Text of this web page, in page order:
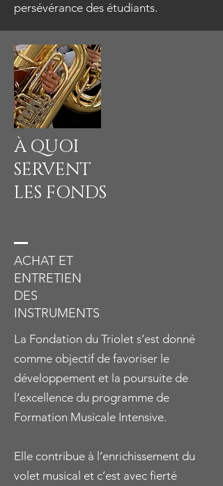
persévérance des étudiants.
À QUOI
SERVENT
LES FONDS
ACHAT ET
ENTRETIEN
DES
INSTRUMENTS
La Fondation du Triolet s’est donné
comme objectif de favoriser le
développement et la poursuite de
l’excellence du programme de
Formation Musicale Intensive.
Elle contribue à l’enrichissement du
volet musical et c’est avec fierté